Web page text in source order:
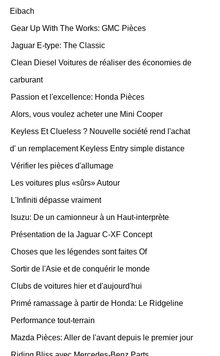
Eibach
Gear Up With The Works: GMC Pièces
Jaguar E-type: The Classic
Clean Diesel Voitures de réaliser des économies de
carburant
Passion et l'excellence: Honda Pièces
Alors, vous voulez acheter une Mini Cooper
Keyless Et Clueless ? Nouvelle société rend l'achat
d' un remplacement Keyless Entry simple distance
Vérifier les pièces d'allumage
Les voitures plus «sûrs» Autour
L'Infiniti dépasse vraiment
Isuzu: De un camionneur à un Haut-interprète
Présentation de la Jaguar C-XF Concept
Choses que les légendes sont faites Of
Sortir de l'Asie et de conquérir le monde
Clubs de voitures hier et d'aujourd'hui
Primé ramassage à partir de Honda: Le Ridgeline
Performance tout-terrain
Mazda Pièces: Aller de l'avant depuis le premier jour